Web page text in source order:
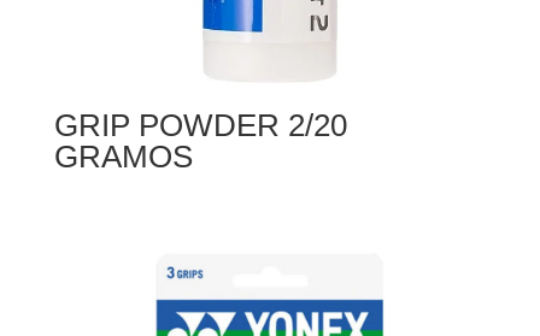
GRIP POWDER 2/20
GRAMOS